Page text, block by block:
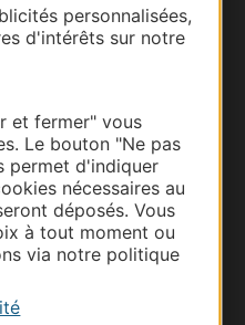
personnalisées,
d'intérêts sur notre
et fermer" vous
Le bouton "Ne pas
permet d'indiquer
nécessaires au
déposés. Vous
à tout moment ou
via notre politique